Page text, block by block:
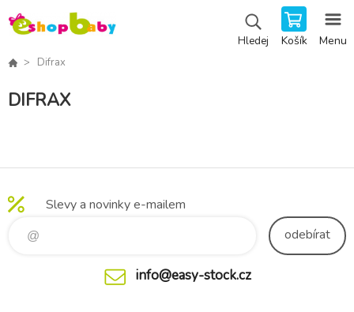
Hledej Košík Menu
Difrax
DIFRAX
Slevy a novinky e-mailem
odebírat
info@easy-stock.cz